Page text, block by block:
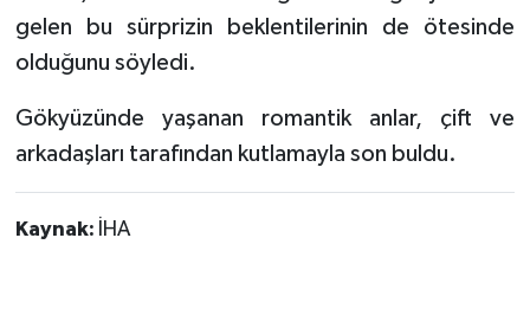
gelen bu sürprizin beklentilerinin de ötesinde
olduğunu söyledi.
Gökyüzünde yaşanan romantik anlar, çift ve
arkadaşları tarafından kutlamayla son buldu.
Kaynak: İHA